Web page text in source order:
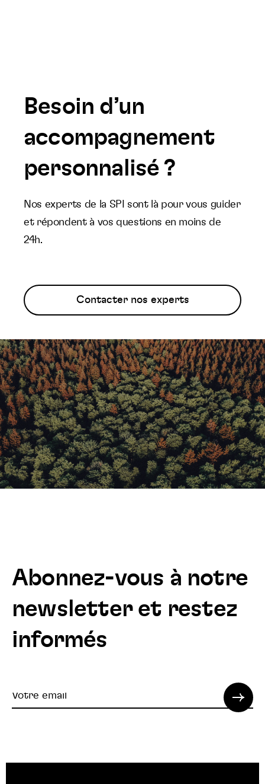
Besoin d’un
accompagnement
personnalisé ?
Nos experts de la SPI sont là pour vous guider
et répondent à vos questions en moins de
24h.
Contacter nos experts
Abonnez-vous à notre
newsletter et restez
informés
Votre